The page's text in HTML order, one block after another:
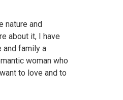
nature and
about it, I have
and family a
woman who
to love and to